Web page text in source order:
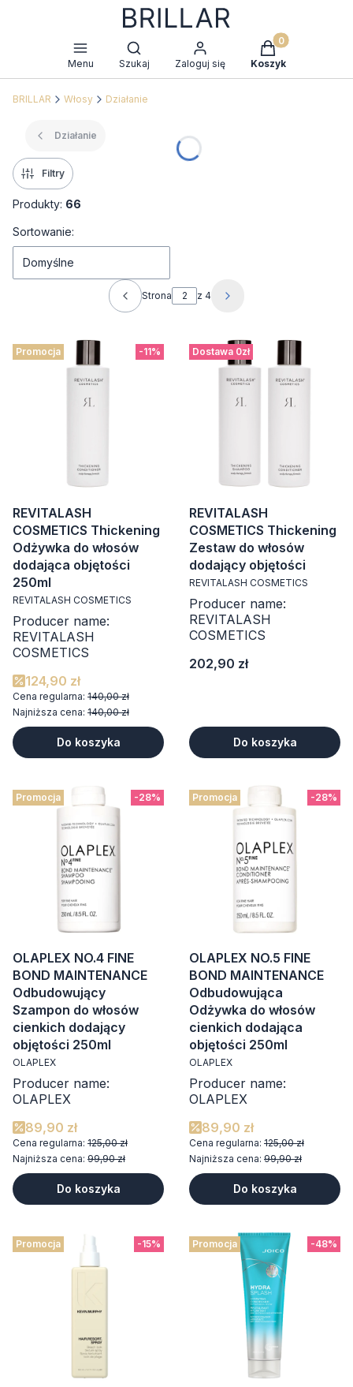
Menu
Otwórz wyszukiwarkę
Szukaj Zaloguj się
Produkty w
Koszyk
BRILLAR Włosy Działanie
Działanie
Filtry
Produkty: 66
Lista produktów
Sortowanie:
Domyślne
Poprzednie produkty
Strona z 4 Następne produkty
-11%
Promocja
REVITALASH
COSMETICS Thickening
Odżywka do włosów
dodająca objętości
250ml
REVITALASH COSMETICS
Producer name:
REVITALASH
COSMETICS
124,90 zł
Cena regularna: 140,00 zł
Najniższa cena: 140,00 zł
Do koszyka
Dostawa 0zł
REVITALASH
COSMETICS Thickening
Zestaw do włosów
dodający objętości
REVITALASH COSMETICS
Producer name:
REVITALASH
COSMETICS
Cena
202,90 zł
Do koszyka
-28%
Promocja
OLAPLEX NO.4 FINE
BOND MAINTENANCE
Odbudowujący
Szampon do włosów
cienkich dodający
objętości 250ml
OLAPLEX
Producer name:
OLAPLEX
89,90 zł
Cena regularna: 125,00 zł
Najniższa cena: 99,90 zł
Do koszyka
-28%
Promocja
OLAPLEX NO.5 FINE
BOND MAINTENANCE
Odbudowująca
Odżywka do włosów
cienkich dodająca
objętości 250ml
OLAPLEX
Producer name:
OLAPLEX
89,90 zł
Cena regularna: 125,00 zł
Najniższa cena: 99,90 zł
Do koszyka
-15%
Promocja -48%
Promocja